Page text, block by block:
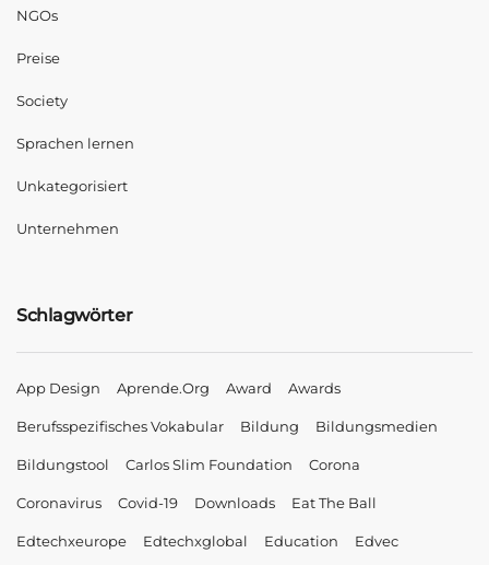
NGOs
Preise
Society
Sprachen lernen
Unkategorisiert
Unternehmen
Schlagwörter
App Design Aprende.org Award Awards
Berufsspezifisches Vokabular Bildung Bildungsmedien
Bildungstool Carlos Slim Foundation Corona
Coronavirus Covid-19 Downloads Eat The Ball
Edtechxeurope Edtechxglobal Education Edvec